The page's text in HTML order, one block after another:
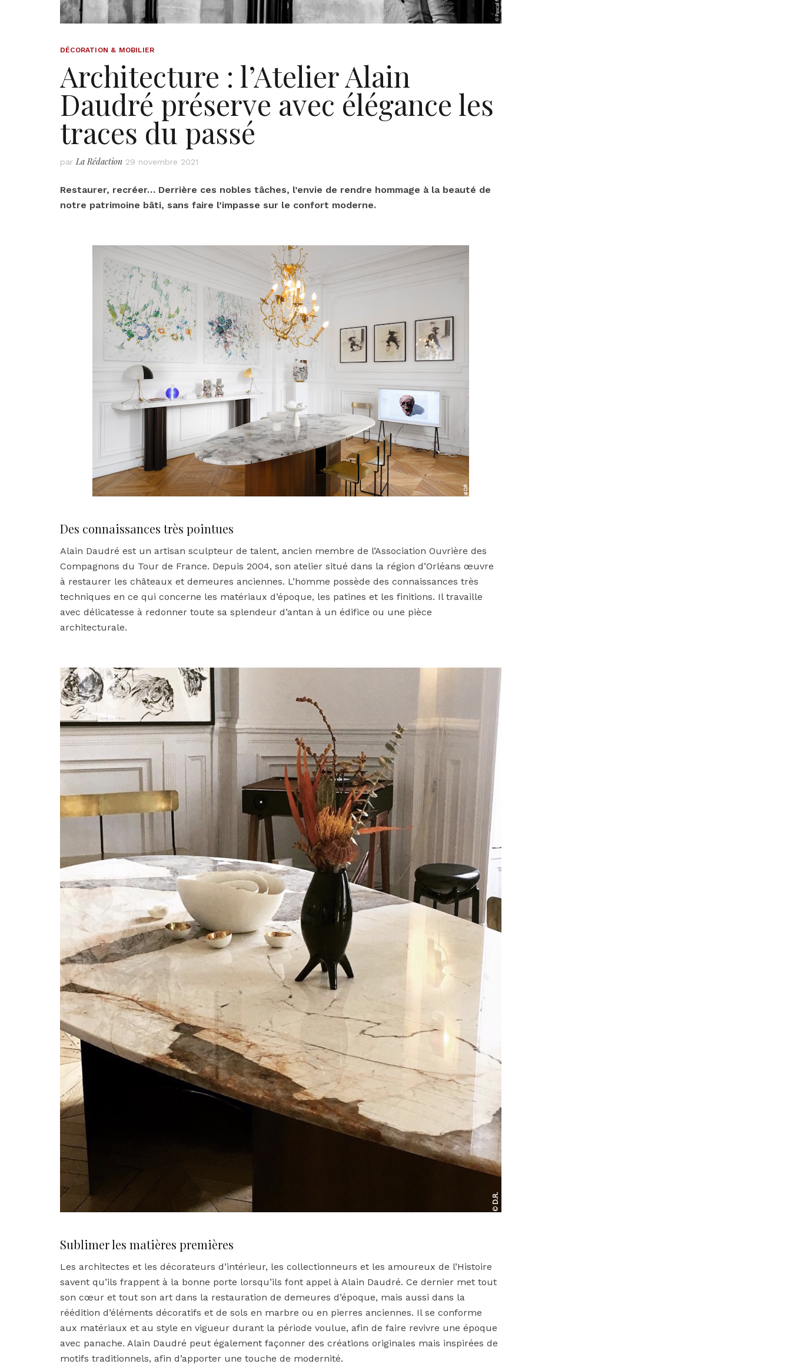
DÉCORATION & MOBILIER
Architecture : l’Atelier Alain
Daudré préserve avec élégance les
traces du passé
par La Rédaction 29 novembre 2021
Restaurer, recréer… Derrière ces nobles tâches, l’envie de rendre hommage à la beauté de
notre patrimoine bâti, sans faire l’impasse sur le confort moderne.
Des connaissances très pointues
Alain Daudré est un artisan sculpteur de talent, ancien membre de l’Association Ouvrière des
Compagnons du Tour de France. Depuis 2004, son atelier situé dans la région d’Orléans œuvre
à restaurer les châteaux et demeures anciennes. L’homme possède des connaissances très
techniques en ce qui concerne les matériaux d’époque, les patines et les finitions. Il travaille
avec délicatesse à redonner toute sa splendeur d’antan à un édifice ou une pièce
architecturale.
Sublimer les matières premières
Les architectes et les décorateurs d’intérieur, les collectionneurs et les amoureux de l’Histoire
savent qu’ils frappent à la bonne porte lorsqu’ils font appel à Alain Daudré. Ce dernier met tout
son cœur et tout son art dans la restauration de demeures d’époque, mais aussi dans la
réédition d’éléments décoratifs et de sols en marbre ou en pierres anciennes. Il se conforme
aux matériaux et au style en vigueur durant la période voulue, afin de faire revivre une époque
avec panache. Alain Daudré peut également façonner des créations originales mais inspirées de
motifs traditionnels, afin d’apporter une touche de modernité.